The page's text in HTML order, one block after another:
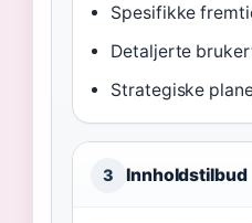
Spesifikke
Detaljerte
Strategiske
3 Innholdstilbud